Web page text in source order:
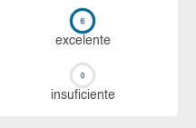
ex­ce­len­te
in­su­fi­cien­te